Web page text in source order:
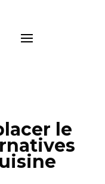
le